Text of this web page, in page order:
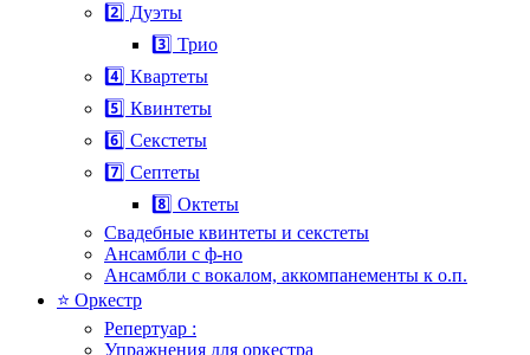
2️⃣ Дуэты
3️⃣ Трио
4️⃣ Квартеты
5️⃣ Квинтеты
6️⃣ Секстеты
7️⃣ Септеты
8️⃣ Октеты
Свадебные квинтеты и секстеты
Ансамбли с ф-но
Ансамбли с вокалом, аккомпанементы к о.п.
⭐ Оркестр
Репертуар :
Упражнения для оркестра